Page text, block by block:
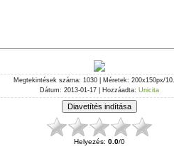
Megtekintések száma: 1030 | Méretek: 200x150px/
Dátum: 2013-01-17 | Hozzáadta: Unicita
Helyezés: 0.0/0